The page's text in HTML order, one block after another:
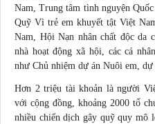
Nam, Trung tâm tình nguyện
Quỹ Vì trẻ em khuyết tật Việt
Nam, Hội Nạn nhân chất độc da
nhà hoạt động xã hội, các cá
như Chủ nhiệm dự án Nuôi em,
Hơn 2 triệu tài khoản là người
với cộng đồng, khoảng 2000 tổ
nhiều chiến dịch gây quỹ quy mô